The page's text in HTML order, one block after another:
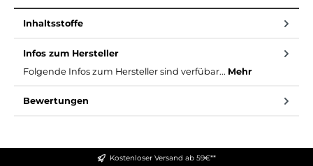
Inhaltsstoffe
Infos zum Hersteller
Folgende Infos zum Hersteller sind verfübar... Mehr
Bewertungen
Kostenloser Versand ab 59€**